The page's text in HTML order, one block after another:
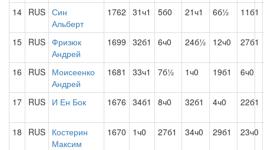
14 RUS Син
Альберт
1762 31ч1 5б0 21ч1 6б½ 11б1
15 RUS Фризюк
Андрей
1699 32б1 6ч0 24б½ 12ч0 27б1
16 RUS Моисеенко
Андрей
1681 33ч1 7б½ 1ч0 19б1 6ч0
17 RUS И Ен Бок 1676 34б1 8ч0 32б1 4ч0 22б1
18 RUS Костерин
Максим
1670 1ч0 27б1 34ч0 29б1 23ч0